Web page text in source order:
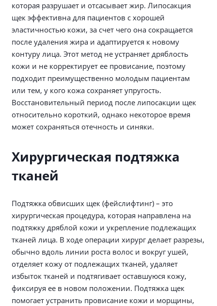
которая разрушает и отсасывает жир. Липосакция
щек эффективна для пациентов с хорошей
эластичностью кожи, за счет чего она сокращается
после удаления жира и адаптируется к новому
контуру лица. Этот метод не устраняет дряблость
кожи и не корректирует ее провисание, поэтому
подходит преимущественно молодым пациентам
или тем, у кого кожа сохраняет упругость.
Восстановительный период после липосакции щек
относительно короткий, однако некоторое время
может сохраняться отечность и синяки.
Хирургическая подтяжка
тканей
Подтяжка обвисших щек (фейслифтинг) – это
хирургическая процедура, которая направлена на
подтяжку дряблой кожи и укрепление подлежащих
тканей лица. В ходе операции хирург делает разрезы,
обычно вдоль линии роста волос и вокруг ушей,
отделяет кожу от подлежащих тканей, удаляет
избыток тканей и подтягивает оставшуюся кожу,
фиксируя ее в новом положении. Подтяжка щек
помогает устранить провисание кожи и морщины,